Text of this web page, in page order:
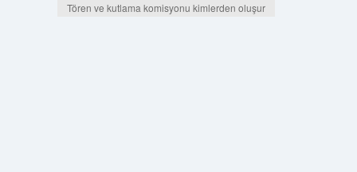
Tören ve kutlama komisyonu kimlerden oluşur